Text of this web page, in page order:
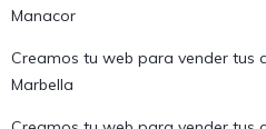
Manacor
Creamos tu web para vender tus
Marbella